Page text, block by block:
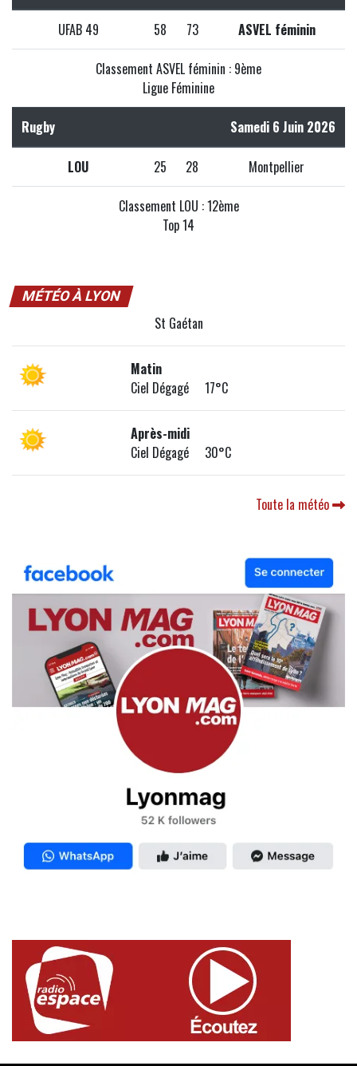
UFAB 49 58 73 ASVEL féminin
Classement ASVEL féminin : 9ème
Ligue Féminine
Rugby Samedi 6 Juin 2026
LOU 25 28 Montpellier
Classement LOU : 12ème
Top 14
MÉTÉO À LYON
St Gaétan
Matin
Ciel Dégagé 17°C
Après-midi
Ciel Dégagé 30°C
Toute la météo